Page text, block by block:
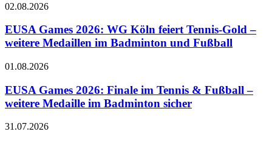
02.08.2026
EUSA Games 2026: WG Köln feiert Tennis-Gold –
weitere Medaillen im Badminton und Fußball
01.08.2026
EUSA Games 2026: Finale im Tennis & Fußball –
weitere Medaille im Badminton sicher
31.07.2026